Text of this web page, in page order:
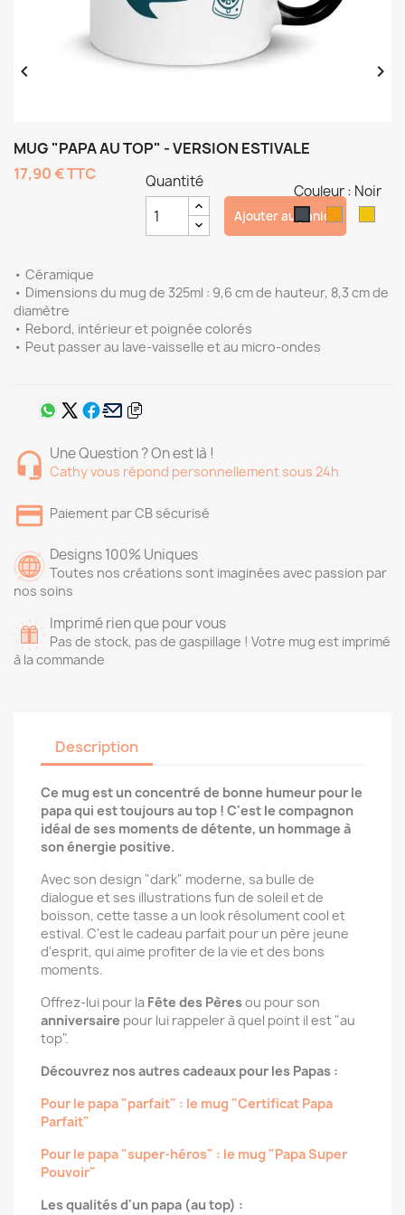
 
MUG "PAPA AU TOP" - VERSION ESTIVALE
17,90 €TTC
• Céramique
• Dimensions du mug de 325ml : 9,6 cm de hauteur, 8,3 cm de
diamètre
• Rebord, intérieur et poignée colorés
• Peut passer au lave-vaisselle et au micro-ondes
Couleur : Noir
Noir
Quantité
Ajouter au panier
Une Question ? On est là !
Cathy vous répond personnellement sous 24h
Paiement par CB sécurisé
Designs 100% Uniques
Toutes nos créations sont imaginées avec passion par
nos soins
Imprimé rien que pour vous
Pas de stock, pas de gaspillage ! Votre mug est imprimé
à la commande
Description
Ce mug est un concentré de bonne humeur pour le
papa qui est toujours au top ! C'est le compagnon
idéal de ses moments de détente, un hommage à
son énergie positive.
Avec son design "dark" moderne, sa bulle de
dialogue et ses illustrations fun de soleil et de
boisson, cette tasse a un look résolument cool et
estival. C'est le cadeau parfait pour un père jeune
d'esprit, qui aime profiter de la vie et des bons
moments.
Offrez-lui pour la Fête des Pèresou pour son
anniversaire pour lui rappeler à quel point il est "au
top".
Découvrez nos autres cadeaux pour les Papas :
Pour le papa "parfait" : le mug "Certificat Papa
Parfait"
Pour le papa "super-héros" : le mug "Papa Super
Pouvoir"
Les qualités d'un papa (au top) :